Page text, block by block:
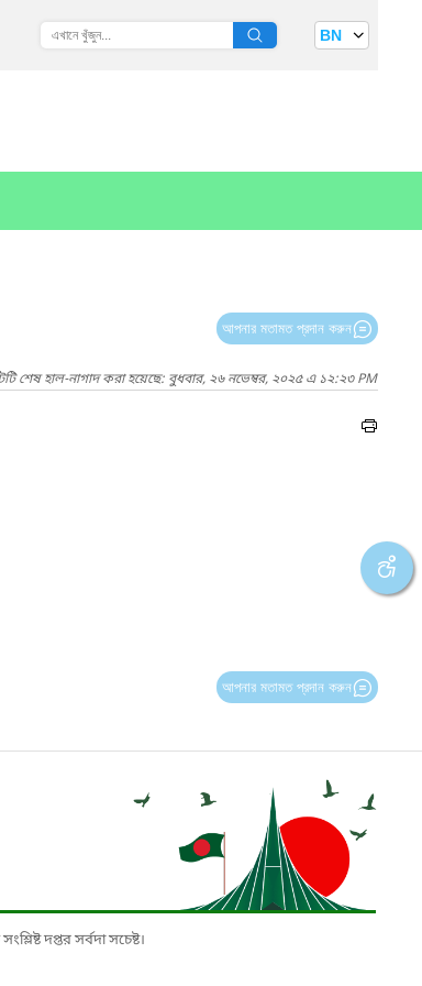
BN
আপনার মতামত প্রদান করুন
শেষ হাল-নাগাদ করা হয়েছে: বুধবার, ২৬ নভেম্বর, ২০২৫ এ ১২:২৩ PM
আপনার মতামত প্রদান করুন
দপ্তর সর্বদা সচেষ্ট।